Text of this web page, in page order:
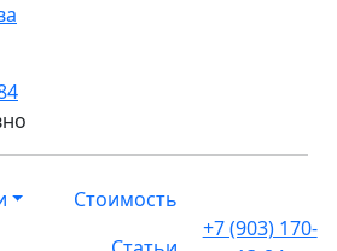
Стоимость
+7 (903) 170-